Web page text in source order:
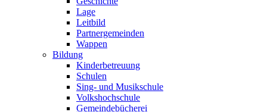
Lage
Leitbild
Partnergemeinden
Wappen
Bildung
Kinderbetreuung
Schulen
Sing- und Musikschule
Volkshochschule
Gemeindebücherei